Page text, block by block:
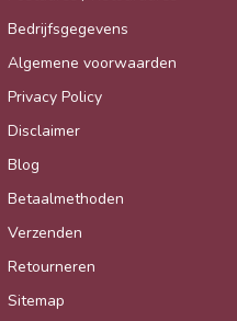
Bedrijfsgegevens
Algemene voorwaarden
Privacy Policy
Disclaimer
Blog
Betaalmethoden
Verzenden
Retourneren
Sitemap